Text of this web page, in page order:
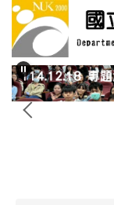
跳
主
要
內
容